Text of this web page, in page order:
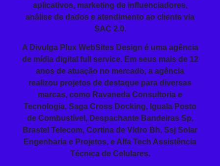
aplicativos, marketing de influenciadores,
análise de dados e atendimento ao cliente via
SAC 2.0.
A Divulga Plux WebSites Design é uma agência
de mídia digital full service. Em seus mais de 12
anos de atuação no mercado, a agência
realizou projetos de destaque para diversas
marcas, como Ravaneda Consultoria e
Tecnologia, Saga Cross Docking, Iguala Posto
de Combustível, Despachante Bandeiras Sp,
Brastel Telecom, Cortina de Vidro Bh, Ssj Solar
Engenharia e Projetos, e Alfa Tech Assistência
Técnica de Celulares.